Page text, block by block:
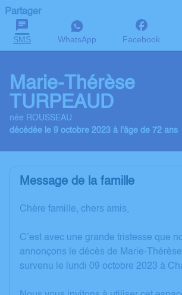
Partager
SMS WhatsApp Facebook
Marie-Thérèse
TURPEAUD
née ROUSSEAU
décédée le 9 octobre 2023 à l'âge de 72 ans
Message de la famille
Chère famille, chers amis,
C’est avec une grande tristesse que
annonçons le décès de Marie-
survenu le lundi 09 octobre 2023 à